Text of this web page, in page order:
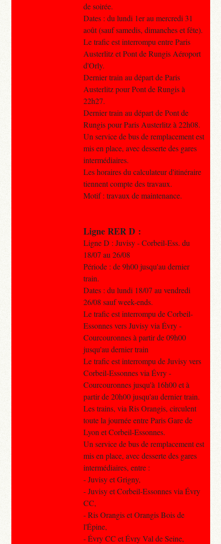
de soirée.
Dates : du lundi 1er au mercredi 31
août (sauf samedis, dimanches et fête).
Le trafic est interrompu entre Paris
Austerlitz et Pont de Rungis Aéroport
d'Orly.
Dernier train au départ de Paris
Austerlitz pour Pont de Rungis à
22h27.
Dernier train au départ de Pont de
Rungis pour Paris Austerlitz à 22h08.
Un service de bus de remplacement est
mis en place, avec desserte des gares
intermédiaires.
Les horaires du calculateur d'itinéraire
tiennent compte des travaux.
Motif : travaux de maintenance.
Ligne RER D :
Ligne D : Juvisy - Corbeil-Ess. du
18/07 au 26/08
Période : de 9h00 jusqu'au dernier
train.
Dates : du lundi 18/07 au vendredi
26/08 sauf week-ends.
Le trafic est interrompu de Corbeil-
Essonnes vers Juvisy via Évry -
Courcouronnes à partir de 09h00
jusqu'au dernier train
Le trafic est interrompu de Juvisy vers
Corbeil-Essonnes via Évry -
Courcouronnes jusqu'à 16h00 et à
partir de 20h00 jusqu'au dernier train.
Les trains, via Ris Orangis, circulent
toute la journée entre Paris Gare de
Lyon et Corbeil-Essonnes.
Un service de bus de remplacement est
mis en place, avec desserte des gares
intermédiaires, entre :
- Juvisy et Grigny,
- Juvisy et Corbeil-Essonnes via Évry
CC,
- Ris Orangis et Orangis Bois de
l'Épine,
- Évry CC et Évry Val de Seine,